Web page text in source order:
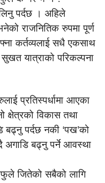
पर्दछ । अहिले
राजनितिक रुपमा पूर्ण
कर्तव्यलाई सधै एकसाथ
यात्राको परिकल्पना
प्रतिस्पर्धामा आएका
क्षेत्रको विकास तथा
बढ्नु पर्दछ नकी ‘पख’को
अगाडि बढ्नु पर्ने आवस्था
जितेको सबैको लागि